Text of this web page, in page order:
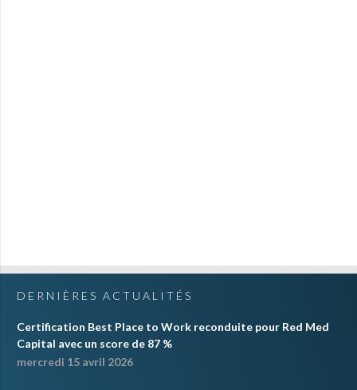
DERNIÈRES ACTUALITÉS
Certification Best Place to Work reconduite pour Red Med
Capital avec un score de 87 %
mercredi 15 avril 2026